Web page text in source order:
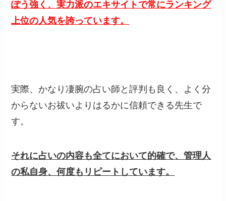
ぽう強く、実力派のエキサイトで常にランキング
上位の人気を誇っています。
実際、かなり凄腕の占い師と評判も良く、よく分
からないお祓いよりはるかに信頼できる先生で
す。
それに占いの内容も全てにおいて的確で、管理人
の私自身、何度もリピートしています。